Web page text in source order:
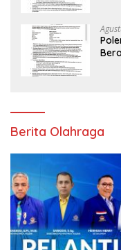
Berita Olahraga